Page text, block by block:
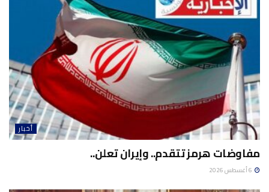
أخبار
مفاوضات هرمز تتقدم.. وإيران تعلن..